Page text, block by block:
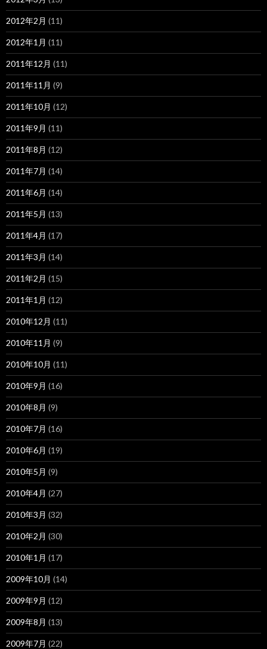
2012年2月 (11)
2012年1月 (11)
2011年12月 (11)
2011年11月 (9)
2011年10月 (12)
2011年9月 (11)
2011年8月 (12)
2011年7月 (14)
2011年6月 (14)
2011年5月 (13)
2011年4月 (17)
2011年3月 (14)
2011年2月 (15)
2011年1月 (12)
2010年12月 (11)
2010年11月 (9)
2010年10月 (11)
2010年9月 (16)
2010年8月 (9)
2010年7月 (16)
2010年6月 (19)
2010年5月 (9)
2010年4月 (27)
2010年3月 (32)
2010年2月 (30)
2010年1月 (17)
2009年10月 (14)
2009年9月 (12)
2009年8月 (13)
2009年7月 (22)